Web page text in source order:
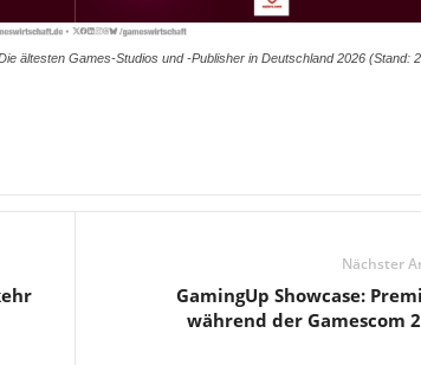
ältesten Games-Studios und -Publisher in Deutschland 2026 (Stand:
Nächster
GamingUp Showcase:
während der Gamescom